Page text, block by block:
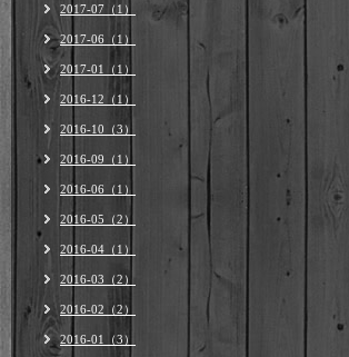
2017-07（1）
2017-06（1）
2017-01（1）
2016-12（1）
2016-10（3）
2016-09（1）
2016-06（1）
2016-05（2）
2016-04（1）
2016-03（2）
2016-02（2）
2016-01（3）